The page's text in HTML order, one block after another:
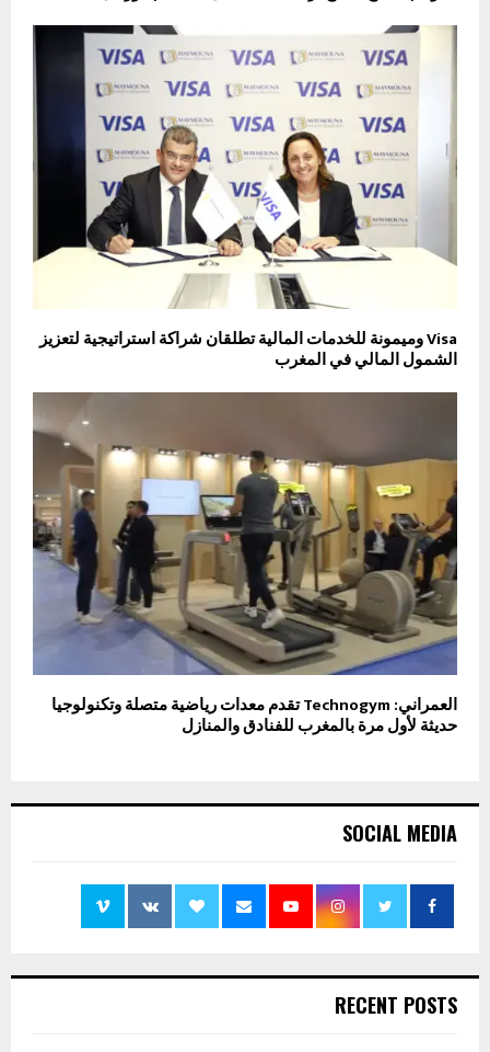
Visa وميمونة للخدمات المالية تطلقان شراكة استراتيجية لتعزيز
الشمول المالي في المغرب
العمراني: Technogym تقدم معدات رياضية متصلة وتكنولوجيا
حديثة لأول مرة بالمغرب للفنادق والمنازل
SOCIAL MEDIA
RECENT POSTS